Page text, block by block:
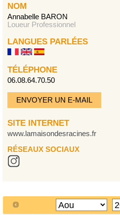
NOM
Annabelle BARON
Loueur Professionnel
LANGUES PARLÉES
TÉLÉPHONE
06.08.64.70.50
ENVOYER UN E-MAIL
SITE INTERNET
www.lamaisondesracines.fr
RÉSEAUX SOCIAUX